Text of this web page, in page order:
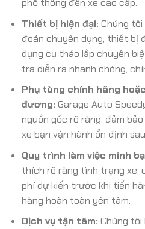
phổ thông đến xe cao cấp.
Thiết bị hiện đại: Chúng
đoán chuyên dụng, thiết bị
dụng cụ tháo lắp chuyên
tra diễn ra nhanh chóng,
Phụ tùng chính hãng
đương: Garage Auto
nguồn gốc rõ ràng, đảm
xe bạn vận hành ổn định
Quy trình làm việc minh
thích rõ ràng tình trạng xe,
phí dự kiến trước khi tiến
hàng hoàn toàn yên tâm.
Dịch vụ tận tâm: Chúng